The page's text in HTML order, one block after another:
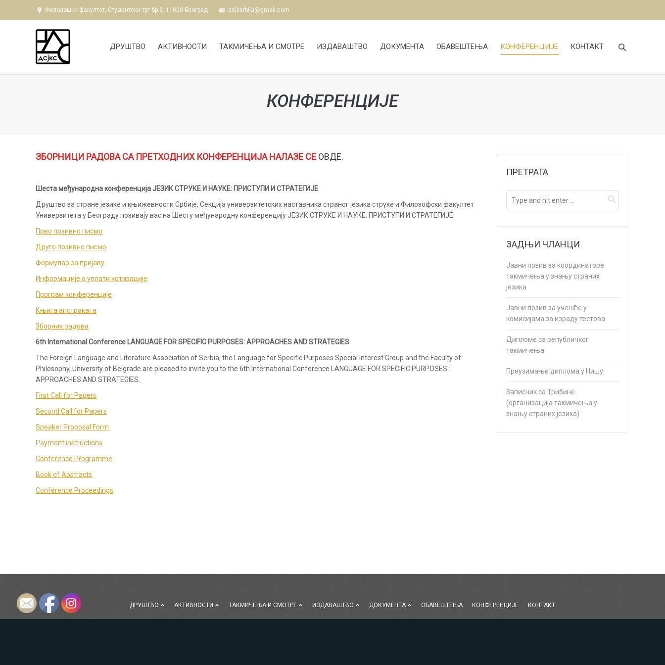
Филолошки факултет, Студентски трг бр.3, 11000 Београд dsjksrbija@gmail.com
ДРУШТВО АКТИВНОСТИ ТАКМИЧЕЊА И СМОТРЕ ИЗДАВАШТВО ДОКУМЕНТА ОБАВЕШТЕЊА КОНФЕРЕНЦИЈЕ КОНТАКТ
КОНФЕРЕНЦИЈЕ
ЗБОРНИЦИ РАДОВА СА ПРЕТХОДНИХ КОНФЕРЕНЦИЈА НАЛАЗЕ СЕ ОВДЕ.
Шеста међународна конференција ЈЕЗИК СТРУКЕ И НАУКЕ: ПРИСТУПИ И СТРАТЕГИЈЕ
Друштво за стране језике и књижевности Србије, Секција универзитетских наставника страног језика струке и Филозофски факултет
Универзитета у Београду позивају вас на Шесту међународну конференцију ЈЕЗИК СТРУКЕ И НАУКЕ: ПРИСТУПИ И СТРАТЕГИЈЕ.
Прво позивно писмо
Друго позивно писмо
Формулар за пријаву
Информације о уплати котизације
Програм конференције
Књига апстраката
Зборник радова
6th International Conference LANGUAGE FOR SPECIFIC PURPOSES: APPROACHES AND STRATEGIES
The Foreign Language and Literature Association of Serbia, the Language for Specific Purposes Special Interest Group and the Faculty of
Philosophy, University of Belgrade are pleased to invite you to the 6th International Conference LANGUAGE FOR SPECIFIC PURPOSES:
APPROACHES AND STRATEGIES.
First Call for Papers
Second Call for Papers
Speaker Proposal Form
Payment instructions
Conference Programme
Book of Abstracts
Conference Proceedings
ПРЕТРАГА
ЗАДЊИ ЧЛАНЦИ
Јавни позив за координаторе
такмичења у знању страних
језика
Јавни позив за учешће у
комисијама за израду тестова
Дипломе са републичког
такмичења
Преузимање диплома у Нишу
Записник са Трибине
(организација такмичења у
знању страних језика)
ДРУШТВО АКТИВНОСТИ ТАКМИЧЕЊА И СМОТРЕ ИЗДАВАШТВО ДОКУМЕНТА ОБАВЕШТЕЊА КОНФЕРЕНЦИЈЕ КОНТАКТ